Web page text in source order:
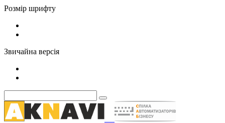
Розмір шрифту
Звичайна версія